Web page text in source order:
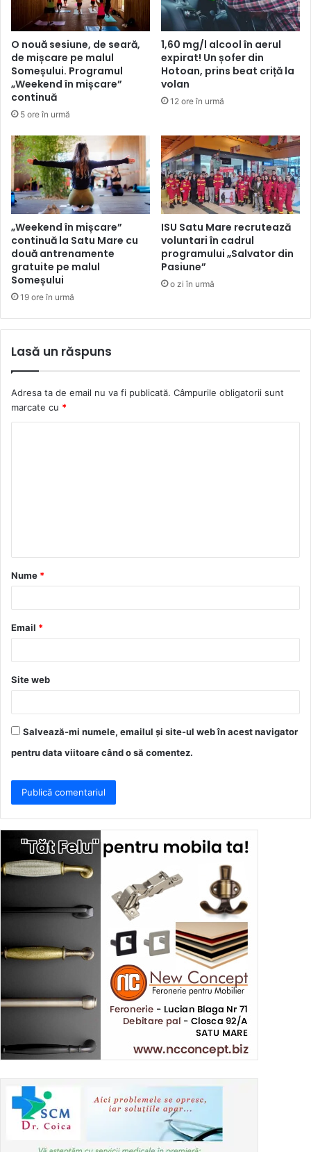
O nouă sesiune, de seară,
de mișcare pe malul
Someșului. Programul
„Weekend în mișcare”
continuă
5 ore în urmă
1,60 mg/l alcool în aerul
expirat! Un șofer din
Hotoan, prins beat criță la
volan
12 ore în urmă
„Weekend în mișcare”
continuă la Satu Mare cu
două antrenamente
gratuite pe malul
Someșului
19 ore în urmă
ISU Satu Mare recrutează
voluntari în cadrul
programului „Salvator din
Pasiune”
o zi în urmă
Lasă un răspuns
Adresa ta de email nu va fi publicată. Câmpurile obligatorii sunt
marcate cu *
a
r
*
Nume *
Email *
Site web
Salvează-mi numele, emailul și site-ul web în acest navigator
pentru data viitoare când o să comentez.